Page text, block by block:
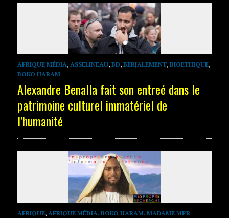
AFRIQUE MÉDIA, ASSELINEAU, BD, BERJALEMENT, BIOETHIQUE,
BOKO HARAM
Alexandre Benalla fait son entreé dans le
patrimoine culturel immatériel de
l’humanité
AFRIQUE, AFRIQUE MÉDIA, BOKO HARAM, MADAME MPR